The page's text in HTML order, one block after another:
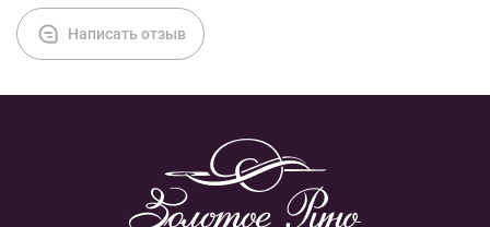
Написать отзыв